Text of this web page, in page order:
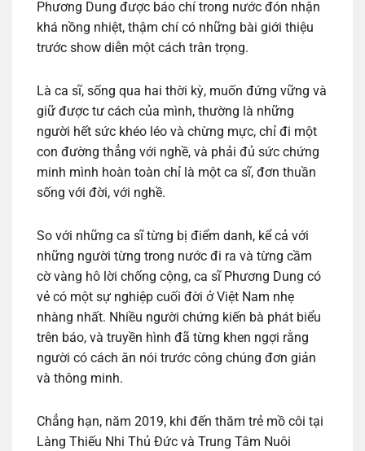
Phương Dung được báo chí trong nước đón nhận
khá nồng nhiệt, thậm chí có những bài giới thiệu
trước show diễn một cách trân trọng.
Là ca sĩ, sống qua hai thời kỳ, muốn đứng vững và
giữ được tư cách của mình, thường là những
người hết sức khéo léo và chừng mực, chỉ đi một
con đường thẳng với nghề, và phải đủ sức chứng
minh mình hoàn toàn chỉ là một ca sĩ, đơn thuần
sống với đời, với nghề.
So với những ca sĩ từng bị điểm danh, kể cả với
những người từng trong nước đi ra và từng cầm
cờ vàng hô lời chống cộng, ca sĩ Phương Dung có
vẻ có một sự nghiệp cuối đời ở Việt Nam nhẹ
nhàng nhất. Nhiều người chứng kiến bà phát biểu
trên báo, và truyền hình đã từng khen ngợi rằng
người có cách ăn nói trước công chúng đơn giản
và thông minh.
Chẳng hạn, năm 2019, khi đến thăm trẻ mồ côi tại
Làng Thiếu Nhi Thủ Đức và Trung Tâm Nuôi